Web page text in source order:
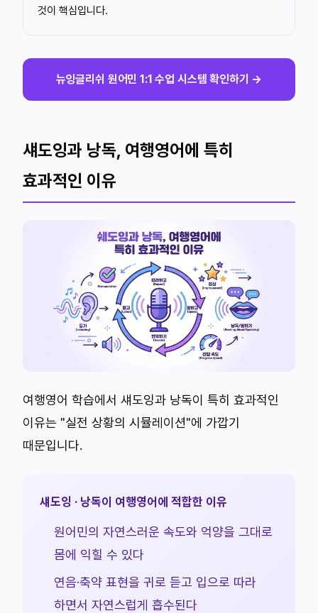
것이 핵심입니다.
뉴잉글리쉬 원어민 1:1 수업 시스템 확인하기 →
섀도잉과 낭독, 여행영어에 특히
효과적인 이유
여행영어 학습에서 섀도잉과 낭독이 특히 효과적인
이유는 "실전 상황의 시뮬레이션"에 가깝기
때문입니다.
섀도잉 · 낭독이 여행영어에 적합한 이유
원어민의 자연스러운 속도와 억양을 그대로
몸에 익힐 수 있다
연음·축약 표현을 귀로 듣고 입으로 따라
하면서 자연스럽게 흡수된다